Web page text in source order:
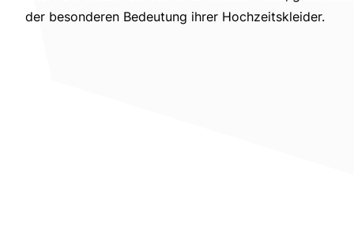
der besonderen Bedeutung ihrer Hochzeitskleider.